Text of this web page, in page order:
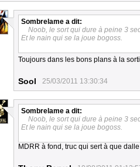
Sombrelame a dit:
Noob, le sort qui dure à peine 3
Et le nain qui se la joue bogoss.
Toujours dans les bons plans à la
Sool 25/03/2011 13:30:34
Sombrelame a dit:
Noob, le sort qui dure à peine 3
Et le nain qui se la joue bogoss.
MDRR à fond, truc qui sert à que